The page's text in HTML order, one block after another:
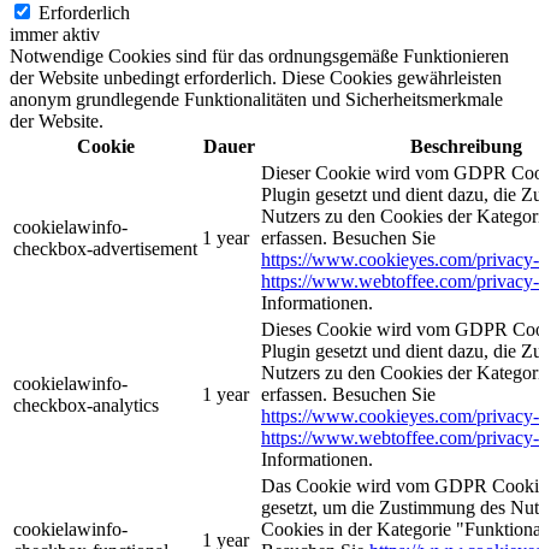
Erforderlich
immer aktiv
Notwendige Cookies sind für das ordnungsgemäße Funktionieren
der Website unbedingt erforderlich. Diese Cookies gewährleisten
anonym grundlegende Funktionalitäten und Sicherheitsmerkmale
der Website.
Cookie
Dauer Beschreibung
cookielawinfo-
checkbox-advertisement
1 year
Dieser Cookie wird vom GDPR
Plugin gesetzt und dient dazu, die
Nutzers zu den Cookies der
erfassen. Besuchen Sie
https://www.cookieyes.com/
https://www.webtoffee.com/
Informationen.
cookielawinfo-
checkbox-analytics
1 year
Dieses Cookie wird vom GDPR
Plugin gesetzt und dient dazu, die
Nutzers zu den Cookies der
erfassen. Besuchen Sie
https://www.cookieyes.com/
https://www.webtoffee.com/
Informationen.
cookielawinfo-
1 year
Das Cookie wird vom GDPR
gesetzt, um die Zustimmung des
Cookies in der Kategorie